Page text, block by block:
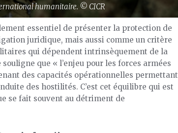
humanitaire. © CICR
essentiel de présenter la protection de
juridique, mais aussi comme un critère
qui dépendent intrinsèquement de la
que « l’enjeu pour les forces armées
des capacités opérationnelles permettant
des hostilités. C’est cet équilibre qui est
se fait souvent au détriment de